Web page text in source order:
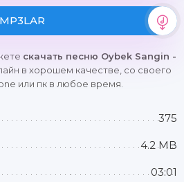
MP3LAR
скачать песню Oybek Sangin -
в хорошем качестве, со своего
или пк в любое время.
375
4.2 MB
03:01